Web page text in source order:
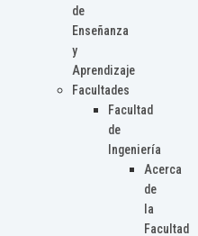
de
Enseñanza
y
Aprendizaje
Facultades
Facultad
de
Ingeniería
Acerca
de
la
Facultad